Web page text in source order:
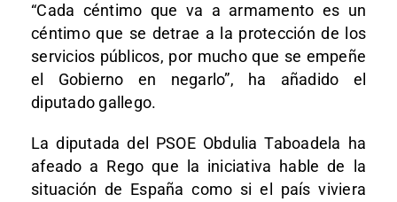
“Cada céntimo que va a armamento es un
céntimo que se detrae a la protección de los
servicios públicos, por mucho que se empeñe
el Gobierno en negarlo”, ha añadido el
diputado gallego.
La diputada del PSOE Obdulia Taboadela ha
afeado a Rego que la iniciativa hable de la
situación de España como si el país viviera